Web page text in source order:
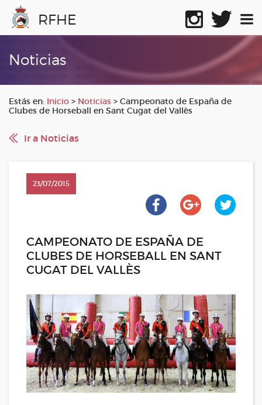
RFHE
Noticias
Estás en: Inicio > Noticias > Campeonato de España de
Clubes de Horseball en Sant Cugat del Vallès
Ir a Noticias
23/07/2015
CAMPEONATO DE ESPAÑA DE
CLUBES DE HORSEBALL EN SANT
CUGAT DEL VALLÈS